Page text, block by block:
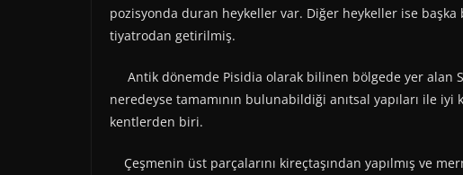
pozisyonda duran heykeller var. Diğer heykeller ise
tiyatrodan getirilmiş.
Antik dönemde Pisidia olarak bilinen bölgede yer alan
neredeyse tamamının bulunabildiği anıtsal yapıları ile
kentlerden biri.
Çeşmenin üst parçalarını kireçtaşından yapılmış ve